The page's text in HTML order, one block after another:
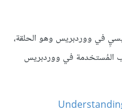
في ووردبريس وهو الحلقة،
المُستخدمة في ووردبريس